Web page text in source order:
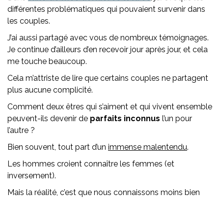
différentes problématiques qui pouvaient survenir dans
les couples.
J’ai aussi partagé avec vous de nombreux témoignages.
Je continue d’ailleurs d’en recevoir jour après jour, et cela
me touche beaucoup.
Cela m’attriste de lire que certains couples ne partagent
plus aucune complicité.
Comment deux êtres qui s’aiment et qui vivent ensemble
peuvent-ils devenir de parfaits inconnus l’un pour
l’autre ?
Bien souvent, tout part d’un immense malentendu.
Les hommes croient connaître les femmes (et
inversement).
Mais la réalité, c’est que nous connaissons moins bien